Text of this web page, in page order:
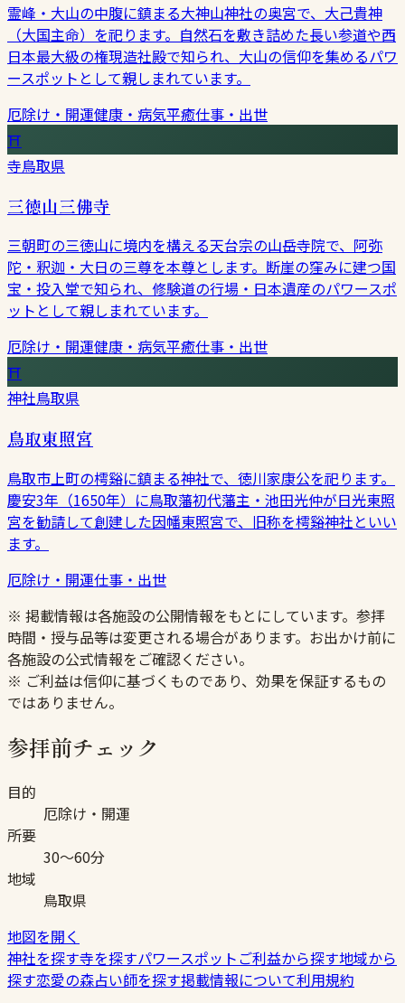
霊峰・大山の中腹に鎮まる大神山神社の奥宮で、大己貴神
（大国主命）を祀ります。自然石を敷き詰めた長い参道や西
日本最大級の権現造社殿で知られ、大山の信仰を集めるパワ
ースポットとして親しまれています。
厄除け・開運健康・病気平癒仕事・出世
⛩
寺鳥取県
三徳山三佛寺
三朝町の三徳山に境内を構える天台宗の山岳寺院で、阿弥
陀・釈迦・大日の三尊を本尊とします。断崖の窪みに建つ国
宝・投入堂で知られ、修験道の行場・日本遺産のパワースポ
ットとして親しまれています。
厄除け・開運健康・病気平癒仕事・出世
⛩
神社鳥取県
鳥取東照宮
鳥取市上町の樗谿に鎮まる神社で、徳川家康公を祀ります。
慶安3年（1650年）に鳥取藩初代藩主・池田光仲が日光東照
宮を勧請して創建した因幡東照宮で、旧称を樗谿神社といい
ます。
厄除け・開運仕事・出世
※ 掲載情報は各施設の公開情報をもとにしています。参拝
時間・授与品等は変更される場合があります。お出かけ前に
各施設の公式情報をご確認ください。
※ ご利益は信仰に基づくものであり、効果を保証するもの
ではありません。
参拝前チェック
目的
厄除け・開運
所要
30〜60分
地域
鳥取県
地図を開く
神社を探す寺を探すパワースポットご利益から探す地域から
探す恋愛の森占い師を探す掲載情報について利用規約